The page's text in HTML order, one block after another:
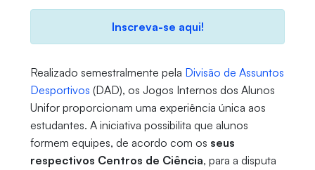
Inscreva-se aqui!
Realizado semestralmente pela Divisão de Assuntos
Desportivos (DAD), os Jogos Internos dos Alunos
Unifor proporcionam uma experiência única aos
estudantes. A iniciativa possibilita que alunos
formem equipes, de acordo com os seus
respectivos Centros de Ciência, para a disputa